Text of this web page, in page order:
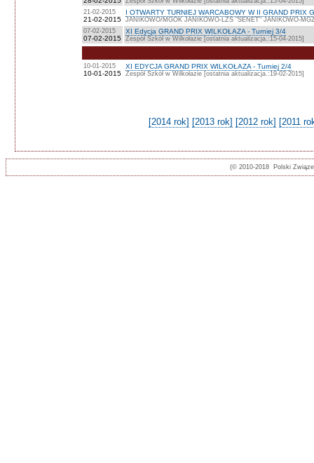
21-02-2015
21-02-2015
I OTWARTY TURNIEJ WARCABOWY W II GRAND PRIX
JANIKOWO/MGOK JANIKOWO-LZS "SENET" JANIKOWO-
07-02-2015
07-02-2015
XI Edycja GRAND PRIX WILKOŁAZA - Turniej 3/4
Zespół Szkół w Wilkołazie [ostatnia aktualizacja.:15-04-2015]
10-01-2015
10-01-2015
XI EDYCJA GRAND PRIX WILKOŁAZA - Turniej 2/4
Zespół Szkół w Wilkołazie [ostatnia aktualizacja.:19-02-2015]
[2014 rok] [2013 rok] [2012 rok] [2011
(© 2010-2018 Polski